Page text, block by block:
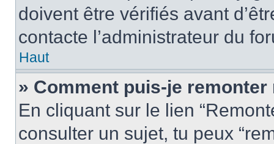
doivent être vérifiés avant
contacte l’administrateur du
Haut
» Comment puis-je
En cliquant sur le lien
consulter un sujet, tu peux